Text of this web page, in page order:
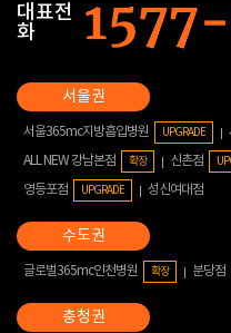
대표전
화
서울365mc지방흡입병원 UPGRADE
ALL NEW 강남본점 확장 신촌점
영등포점
UPGRADE 성신여대점
글로벌365mc인천병원 확장 분당점